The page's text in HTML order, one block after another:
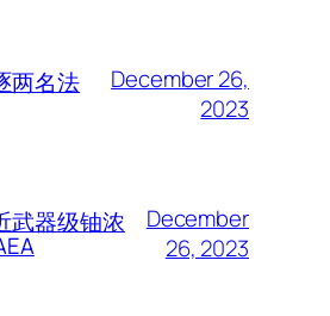
两名法
December 26,
2023
武器级铀浓
December
26, 2023